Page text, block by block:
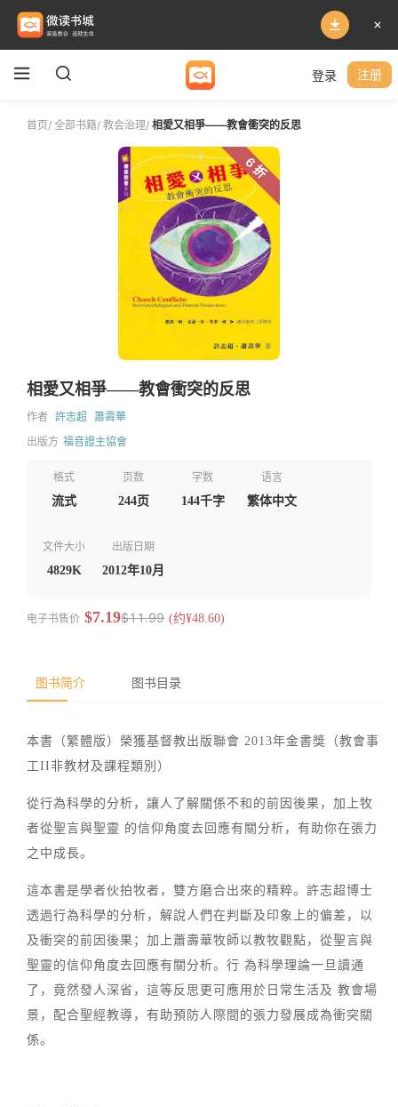
登录 注册
首页/ 全部书籍/ 教会治理/ 相愛又相爭——教會衝突的反思
6 折
相愛又相爭——教會衝突的反思
作者 許志超 蕭壽華
出版方 福音證主協會
格式
流式
页数
244页
字数
144千字
语言
繁体中文
文件大小
4829K
出版日期
2012年10月
电子书售价 $7.19$11.99 (约¥48.60)
图书简介 图书目录
本書（繁體版）榮獲基督教出版聯會 2013年金書獎（教會事
工II非教材及課程類別）
從行為科學的分析，讓人了解關係不和的前因後果，加上牧
者從聖言與聖靈 的信仰角度去回應有關分析，有助你在張力
之中成長。
這本書是學者伙拍牧者，雙方磨合出來的精粹。許志超博士
透過行為科學的分析，解說人們在判斷及印象上的偏差，以
及衝突的前因後果；加上蕭壽華牧師以教牧觀點，從聖言與
聖靈的信仰角度去回應有關分析。行 為科學理論一旦讀通
了，竟然發人深省，這等反思更可應用於日常生活及 教會場
景，配合聖經教導，有助預防人際間的張力發展成為衝突關
係。